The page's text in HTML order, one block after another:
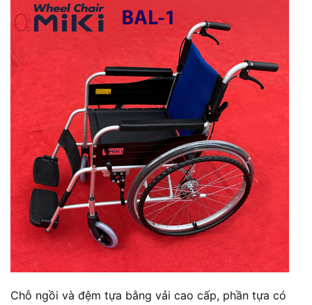
Chỗ ngồi và đệm tựa bằng vải cao cấp, phần tựa có